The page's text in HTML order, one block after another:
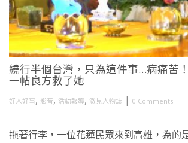
繞行半個台灣，只為這件事…病痛苦！
一帖良方救了她
好人好事, 影音, 活動報導, 澈見人物誌 | 0 Comments
拖著行李，一位花蓮民眾來到高雄，為的